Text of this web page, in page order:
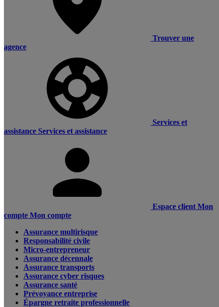
Trouver une
agence
Services et
assistance Services et assistance
Espace client Mon
compte Mon compte
Assurance multirisque
Responsabilité civile
Micro-entrepreneur
Assurance décennale
Assurance transports
Assurance cyber risques
Assurance santé
Prévoyance entreprise
Épargne retraite professionnelle